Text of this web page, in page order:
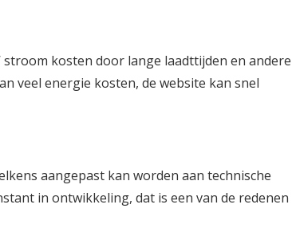
stroom kosten door lange laadttijden en andere
veel energie kosten, de website kan snel
aangepast kan worden aan technische
in ontwikkeling, dat is een van de redenen